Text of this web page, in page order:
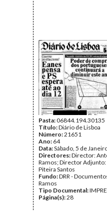
Pasta:06844.194.30135
Título:Diário de Lisboa
Número:21651
Ano: 64
Data:Sábado, 5 de
Directores:Director:
Ramos; Director
Piteira Santos
Fundo:DRR -
Ramos
Tipo Documental:
Página(s):28